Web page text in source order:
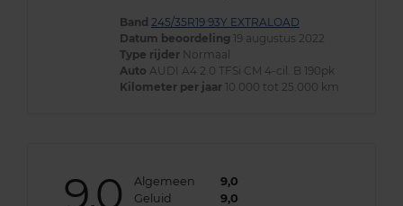
Band 245/35R19 93Y EXTRALOAD
Datum beoordeling 19 augustus 2022
Type rijder Normaal
Auto AUDI A4 2.0 TFSi CM 4-cil. B 190pk
Kilometer per jaar 10.000 tot 25.000 km
9,0 Algemeen
9,0
Geluid
9,0